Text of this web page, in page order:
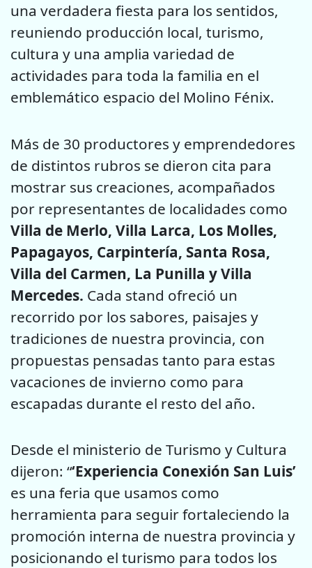
una verdadera fiesta para los sentidos,
reuniendo producción local, turismo,
cultura y una amplia variedad de
actividades para toda la familia en el
emblemático espacio del Molino Fénix.
Más de 30 productores y emprendedores
de distintos rubros se dieron cita para
mostrar sus creaciones, acompañados
por representantes de localidades como
Villa de Merlo, Villa Larca, Los Molles,
Papagayos, Carpintería, Santa Rosa,
Villa del Carmen, La Punilla y Villa
Mercedes. Cada stand ofreció un
recorrido por los sabores, paisajes y
tradiciones de nuestra provincia, con
propuestas pensadas tanto para estas
vacaciones de invierno como para
escapadas durante el resto del año.
Desde el ministerio de Turismo y Cultura
dijeron: “‘Experiencia Conexión San Luis’
es una feria que usamos como
herramienta para seguir fortaleciendo la
promoción interna de nuestra provincia y
posicionando el turismo para todos los